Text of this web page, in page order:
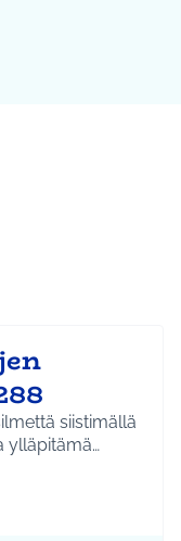
siistimällä
ylläpitämä…
-